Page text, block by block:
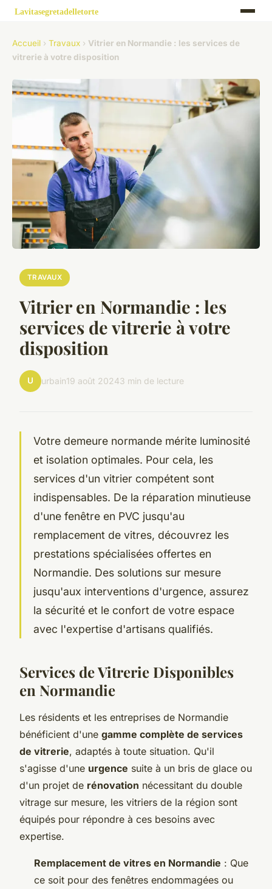
Accueil › Travaux › Vitrier en Normandie : les services de
vitrerie à votre disposition
TRAVAUX
Vitrier en Normandie : les
services de vitrerie à votre
disposition
U urbain19 août 20243 min de lecture
Votre demeure normande mérite luminosité
et isolation optimales. Pour cela, les
services d'un vitrier compétent sont
indispensables. De la réparation minutieuse
d'une fenêtre en PVC jusqu'au
remplacement de vitres, découvrez les
prestations spécialisées offertes en
Normandie. Des solutions sur mesure
jusqu'aux interventions d'urgence, assurez
la sécurité et le confort de votre espace
avec l'expertise d'artisans qualifiés.
Services de Vitrerie Disponibles
en Normandie
Les résidents et les entreprises de Normandie
bénéficient d'une gamme complète de services
de vitrerie, adaptés à toute situation. Qu'il
s'agisse d'une urgence suite à un bris de glace ou
d'un projet de rénovation nécessitant du double
vitrage sur mesure, les vitriers de la région sont
équipés pour répondre à ces besoins avec
expertise.
Remplacement de vitres en Normandie : Que
ce soit pour des fenêtres endommagées ou